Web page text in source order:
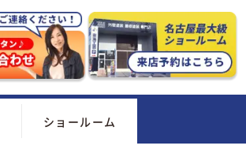
ショールーム